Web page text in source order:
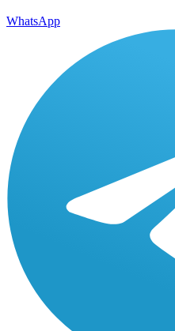
WhatsApp